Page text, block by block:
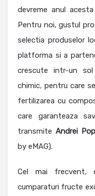
devreme anul
Pentru noi, gustul
selectia produselor
platforma si a
crescute intr-un
chimic, pentru care
fertilizarea cu
care garanteaza
transmite Andrei
by eMAG).
Cel mai frecvent,
cumparaturi fructe